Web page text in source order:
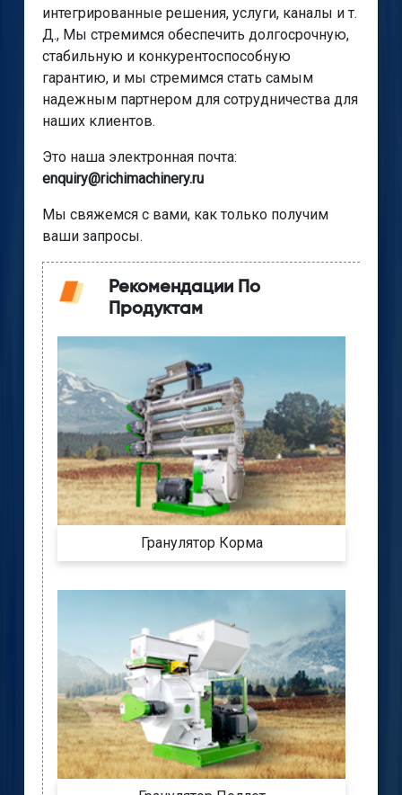
интегрированные решения, услуги, каналы и т.
Д., Мы стремимся обеспечить долгосрочную,
стабильную и конкурентоспособную
гарантию, и мы стремимся стать самым
надежным партнером для сотрудничества для
наших клиентов.
Это наша электронная почта:
enquiry@richimachinery.ru
Мы свяжемся с вами, как только получим
ваши запросы.
Рекомендации По
Продуктам
Гранулятор Корма